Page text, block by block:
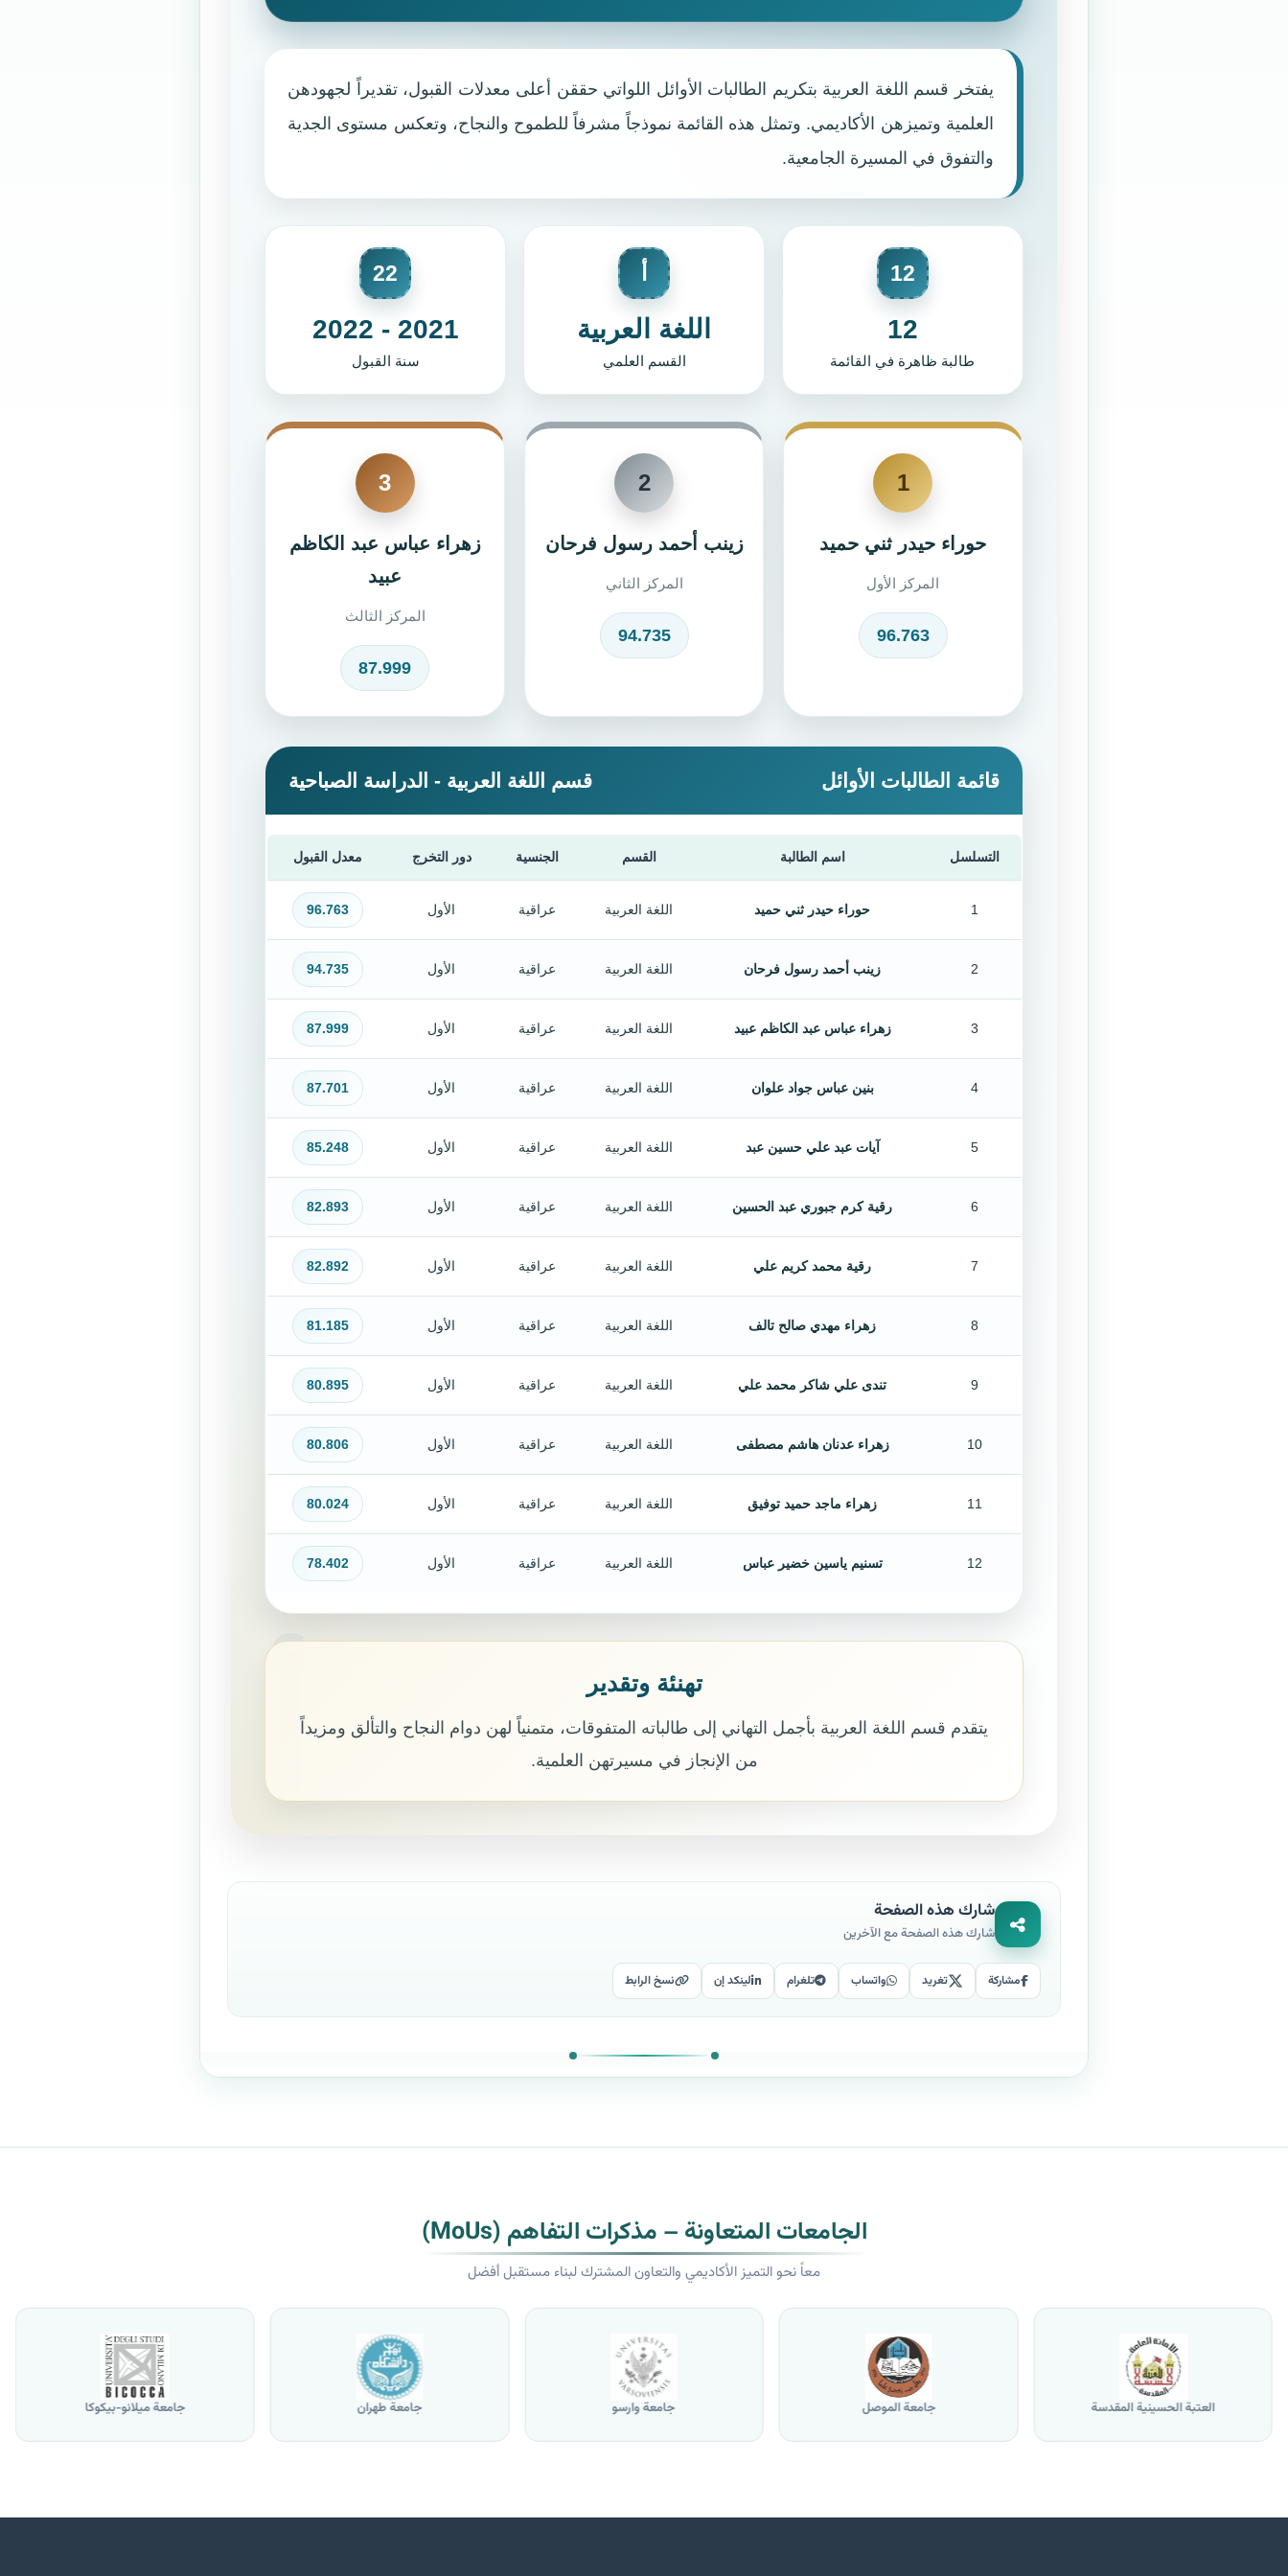
يفتخر قسم اللغة العربية بتكريم الطالبات الأوائل اللواتي حققن أعلى معدلات القبول، تقديراً لجهودهن
العلمية وتميزهن الأكاديمي. وتمثل هذه القائمة نموذجاً مشرفاً للطموح والنجاح، وتعكس مستوى الجدية
والتفوق في المسيرة الجامعية.
12
12
طالبة ظاهرة في القائمة
اللغة العربية
القسم العلمي
22
2021 - 2022
سنة القبول
1
حوراء حيدر ثني حميد
المركز الأول
96.763
2
زينب أحمد رسول فرحان
المركز الثاني
94.735
3
زهراء عباس عبد الكاظم
عبيد
المركز الثالث
87.999
قائمة الطالبات الأوائل قسم اللغة العربية - الدراسة الصباحية
التسلسل اسم الطالبة القسم الجنسية دور التخرج معدل القبول
1 حوراء حيدر ثني حميد اللغة العربية عراقية الأول 96.763
2 زينب أحمد رسول فرحان اللغة العربية عراقية الأول 94.735
3 زهراء عباس عبد الكاظم عبيد اللغة العربية عراقية الأول 87.999
4 بنين عباس جواد علوان اللغة العربية عراقية الأول 87.701
5 آيات عبد علي حسين عبد اللغة العربية عراقية الأول 85.248
6 رقية كرم جبوري عبد الحسين اللغة العربية عراقية الأول 82.893
7 رقية محمد كريم علي اللغة العربية عراقية الأول 82.892
8 زهراء مهدي صالح تالف اللغة العربية عراقية الأول 81.185
9 تندى علي شاكر محمد علي اللغة العربية عراقية الأول 80.895
10 زهراء عدنان هاشم مصطفى اللغة العربية عراقية الأول 80.806
11 زهراء ماجد حميد توفيق اللغة العربية عراقية الأول 80.024
12 تسنيم ياسين خضير عباس اللغة العربية عراقية الأول 78.402
تهنئة وتقدير
يتقدم قسم اللغة العربية بأجمل التهاني إلى طالباته المتفوقات، متمنياً لهن دوام النجاح والتألق ومزيداً
من الإنجاز في مسيرتهن العلمية.
شارك هذه الصفحة
شارك هذه الصفحة مع الآخرين
مشاركة تغريد واتساب تلغرام لينكد إن نسخ الرابط
الجامعات المتعاونة – مذكرات التفاهم (MoUs)
معاً نحو التميز الأكاديمي والتعاون المشترك لبناء مستقبل أفضل
العتبة الحسينية المقدسة جامعة الموصل جامعة وارسو جامعة طهران جامعة ميلانو-بيكوكا